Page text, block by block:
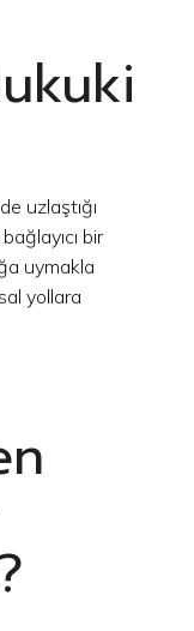
uzlaştığı
bir
uymakla
yollara